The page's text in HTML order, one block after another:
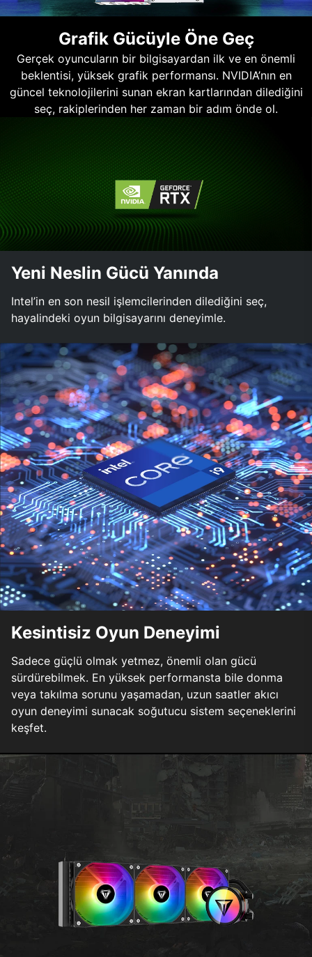
Grafik Gücüyle Öne Geç
Gerçek oyuncuların bir bilgisayardan ilk ve en önemli
beklentisi, yüksek grafik performansı. NVIDIA’nın en
güncel teknolojilerini sunan ekran kartlarından dilediğini
seç, rakiplerinden her zaman bir adım önde ol.
Yeni Neslin Gücü Yanında
Intel’in en son nesil işlemcilerinden dilediğini seç,
hayalindeki oyun bilgisayarını deneyimle.
Kesintisiz Oyun Deneyimi
Sadece güçlü olmak yetmez, önemli olan gücü
sürdürebilmek. En yüksek performansta bile donma
veya takılma sorunu yaşamadan, uzun saatler akıcı
oyun deneyimi sunacak soğutucu sistem seçeneklerini
keşfet.